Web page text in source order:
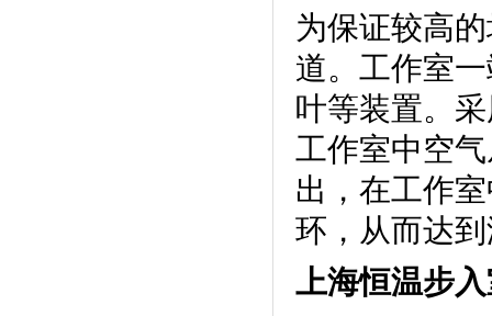
为保证较高的
道。工作室
叶等装置
工作室中空气
出，在工作
环，从而达
上海恒温步